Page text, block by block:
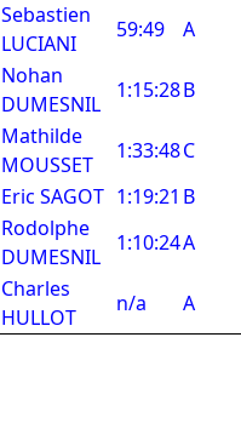
Sebastien
LUCIANI
59:49 A
Nohan
DUMESNIL
1:15:28B
Mathilde
MOUSSET
1:33:48C
Eric SAGOT 1:19:21 B
Rodolphe
DUMESNIL
1:10:24A
Charles
HULLOT
n/a A